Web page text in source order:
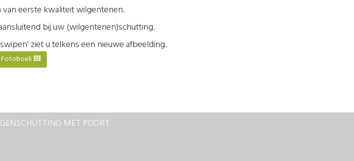
eerste kwaliteit wilgentenen.
bij uw (wilgentenen)schutting.
ziet u telkens een nieuwe afbeelding.
Fotoboek